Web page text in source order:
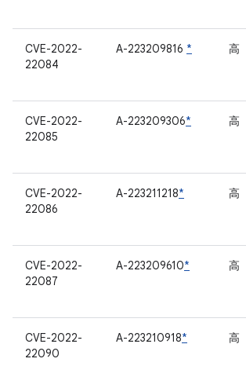
CVE-2022-
22084
A-223209816 * 高
CVE-2022-
22085
A-223209306* 高
CVE-2022-
22086
A-223211218* 高
CVE-2022-
22087
A-223209610* 高
CVE-2022-
22090
A-223210918* 高